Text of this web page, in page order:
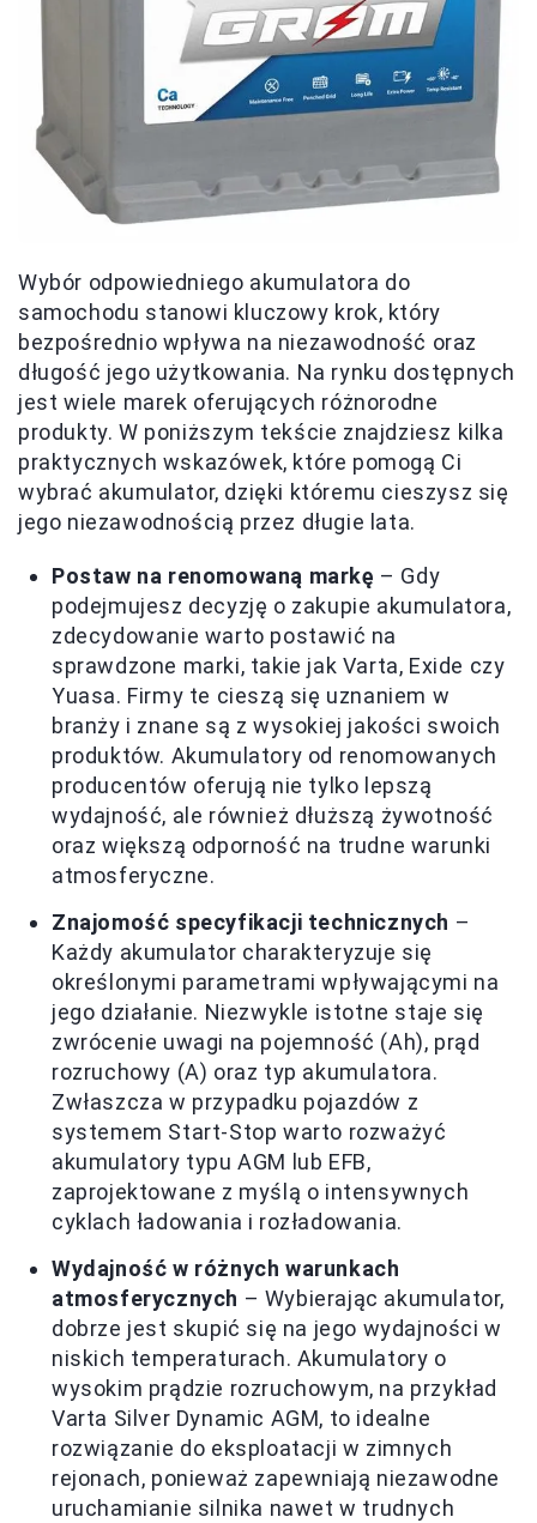
Wybór odpowiedniego akumulatora do
samochodu stanowi kluczowy krok, który
bezpośrednio wpływa na niezawodność oraz
długość jego użytkowania. Na rynku dostępnych
jest wiele marek oferujących różnorodne
produkty. W poniższym tekście znajdziesz kilka
praktycznych wskazówek, które pomogą Ci
wybrać akumulator, dzięki któremu cieszysz się
jego niezawodnością przez długie lata.
Postaw na renomowaną markę – Gdy
podejmujesz decyzję o zakupie akumulatora,
zdecydowanie warto postawić na
sprawdzone marki, takie jak Varta, Exide czy
Yuasa. Firmy te cieszą się uznaniem w
branży i znane są z wysokiej jakości swoich
produktów. Akumulatory od renomowanych
producentów oferują nie tylko lepszą
wydajność, ale również dłuższą żywotność
oraz większą odporność na trudne warunki
atmosferyczne.
Znajomość specyfikacji technicznych –
Każdy akumulator charakteryzuje się
określonymi parametrami wpływającymi na
jego działanie. Niezwykle istotne staje się
zwrócenie uwagi na pojemność (Ah), prąd
rozruchowy (A) oraz typ akumulatora.
Zwłaszcza w przypadku pojazdów z
systemem Start-Stop warto rozważyć
akumulatory typu AGM lub EFB,
zaprojektowane z myślą o intensywnych
cyklach ładowania i rozładowania.
Wydajność w różnych warunkach
atmosferycznych – Wybierając akumulator,
dobrze jest skupić się na jego wydajności w
niskich temperaturach. Akumulatory o
wysokim prądzie rozruchowym, na przykład
Varta Silver Dynamic AGM, to idealne
rozwiązanie do eksploatacji w zimnych
rejonach, ponieważ zapewniają niezawodne
uruchamianie silnika nawet w trudnych